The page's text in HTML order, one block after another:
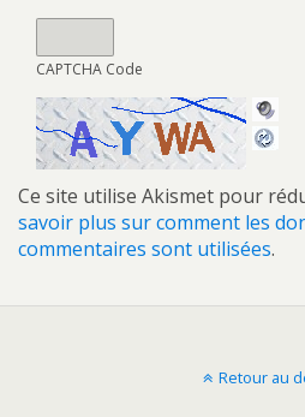
CAPTCHA Code
Ce site utilise Akismet pour
savoir plus sur comment les
commentaires sont utilisées.
Retour au